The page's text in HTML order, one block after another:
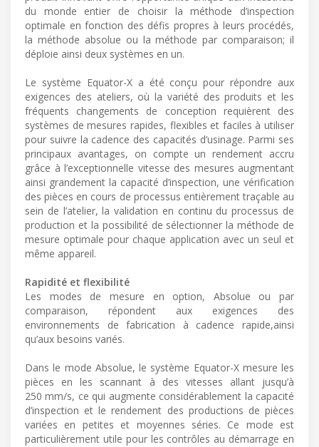
du monde entier de choisir la méthode d’inspection
optimale en fonction des défis propres à leurs procédés,
la méthode absolue ou la méthode par comparaison; il
déploie ainsi deux systèmes en un.
Le système Equator-X a été conçu pour répondre aux
exigences des ateliers, où la variété des produits et les
fréquents changements de conception requièrent des
systèmes de mesures rapides, flexibles et faciles à utiliser
pour suivre la cadence des capacités d’usinage. Parmi ses
principaux avantages, on compte un rendement accru
grâce à l’exceptionnelle vitesse des mesures augmentant
ainsi grandement la capacité d’inspection, une vérification
des pièces en cours de processus entièrement traçable au
sein de l’atelier, la validation en continu du processus de
production et la possibilité de sélectionner la méthode de
mesure optimale pour chaque application avec un seul et
même appareil.
Rapidité et flexibilité
Les modes de mesure en option, Absolue ou par
comparaison, répondent aux exigences des
environnements de fabrication à cadence rapide,ainsi
qu’aux besoins variés.
Dans le mode Absolue, le système Equator-X mesure les
pièces en les scannant à des vitesses allant jusqu’à
250 mm/s, ce qui augmente considérablement la capacité
d’inspection et le rendement des productions de pièces
variées en petites et moyennes séries. Ce mode est
particulièrement utile pour les contrôles au démarrage en